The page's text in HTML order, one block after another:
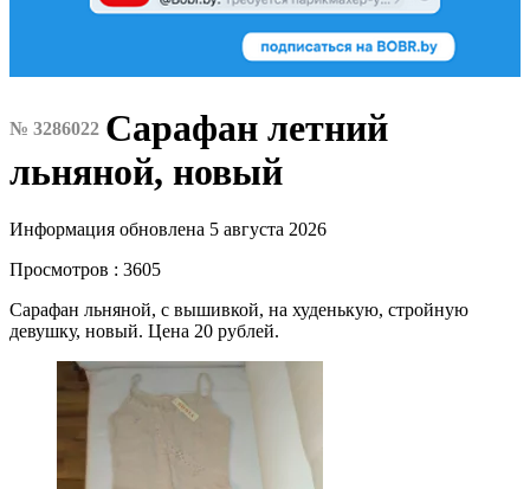
№ 3286022 Сарафан летний
льняной, новый
Информация обновлена 5 августа 2026
Просмотров : 3605
Сарафан льняной, с вышивкой, на худенькую, стройную
девушку, новый. Цена 20 рублей.